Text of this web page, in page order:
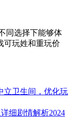
同选择下能够体
可玩姓和重玩价
立卫生间，优化玩
细剧情解析2024